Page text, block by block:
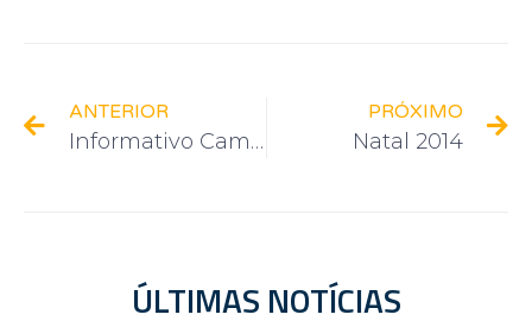
ANTERIOR
Informativo Campanha do Agasalho
PRÓXIMO
Natal 2014
ÚLTIMAS NOTÍCIAS